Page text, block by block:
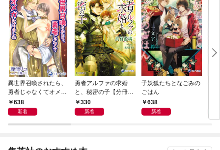
異世界召喚されたら、
勇者じゃなくてオメガ
になりました
638
新着
勇者アルファの求婚
と、秘密の子【分冊
版】1
330
新着
子妖狐たちとなごみの
ごはん
638
新着
発